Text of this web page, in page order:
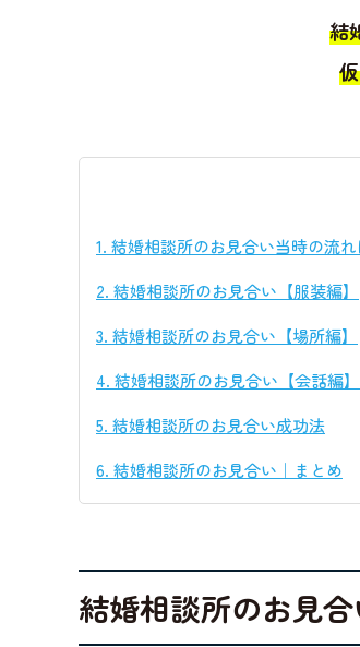
結
1. 結婚相談所のお見合い当時の流れ
2. 結婚相談所のお見合い【服装編】
3. 結婚相談所のお見合い【場所編】
4. 結婚相談所のお見合い【会話編】
5. 結婚相談所のお見合い成功法
6. 結婚相談所のお見合い｜まとめ
結婚相談所のお見